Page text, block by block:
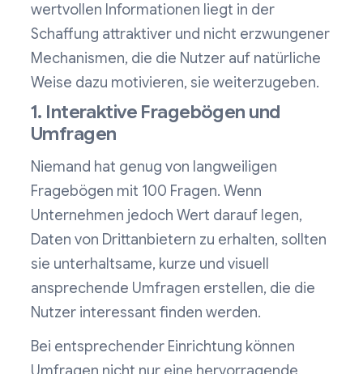
wertvollen Informationen liegt in der
Schaffung attraktiver und nicht erzwungener
Mechanismen, die die Nutzer auf natürliche
Weise dazu motivieren, sie weiterzugeben.
1. Interaktive Fragebögen und
Umfragen
Niemand hat genug von langweiligen
Fragebögen mit 100 Fragen. Wenn
Unternehmen jedoch Wert darauf legen,
Daten von Drittanbietern zu erhalten, sollten
sie unterhaltsame, kurze und visuell
ansprechende Umfragen erstellen, die die
Nutzer interessant finden werden.
Bei entsprechender Einrichtung können